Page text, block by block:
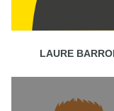
LAURE